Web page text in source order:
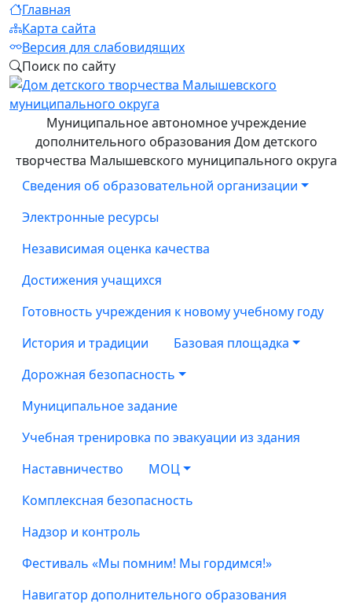
Главная
Карта сайта
Версия для слабовидящих
Поиск по сайту
Муниципальное автономное учреждение
дополнительного образования Дом детского
творчества Малышевского муниципального округа
Сведения об образовательной организации
Электронные ресурсы
Независимая оценка качества
Достижения учащихся
Готовность учреждения к новому учебному году
История и традиции
Базовая площадка
Дорожная безопасность
Муниципальное задание
Учебная тренировка по эвакуации из здания
Наставничество
МОЦ
Комплексная безопасность
Надзор и контроль
Фестиваль «Мы помним! Мы гордимся!»
Навигатор дополнительного образования